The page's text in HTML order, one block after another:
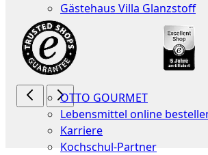
Gästehaus Villa Glanzstoff
Gutscheine
Über
uns
OTTO GOURMET
Lebensmittel online
Karriere
Kochschul-Partner